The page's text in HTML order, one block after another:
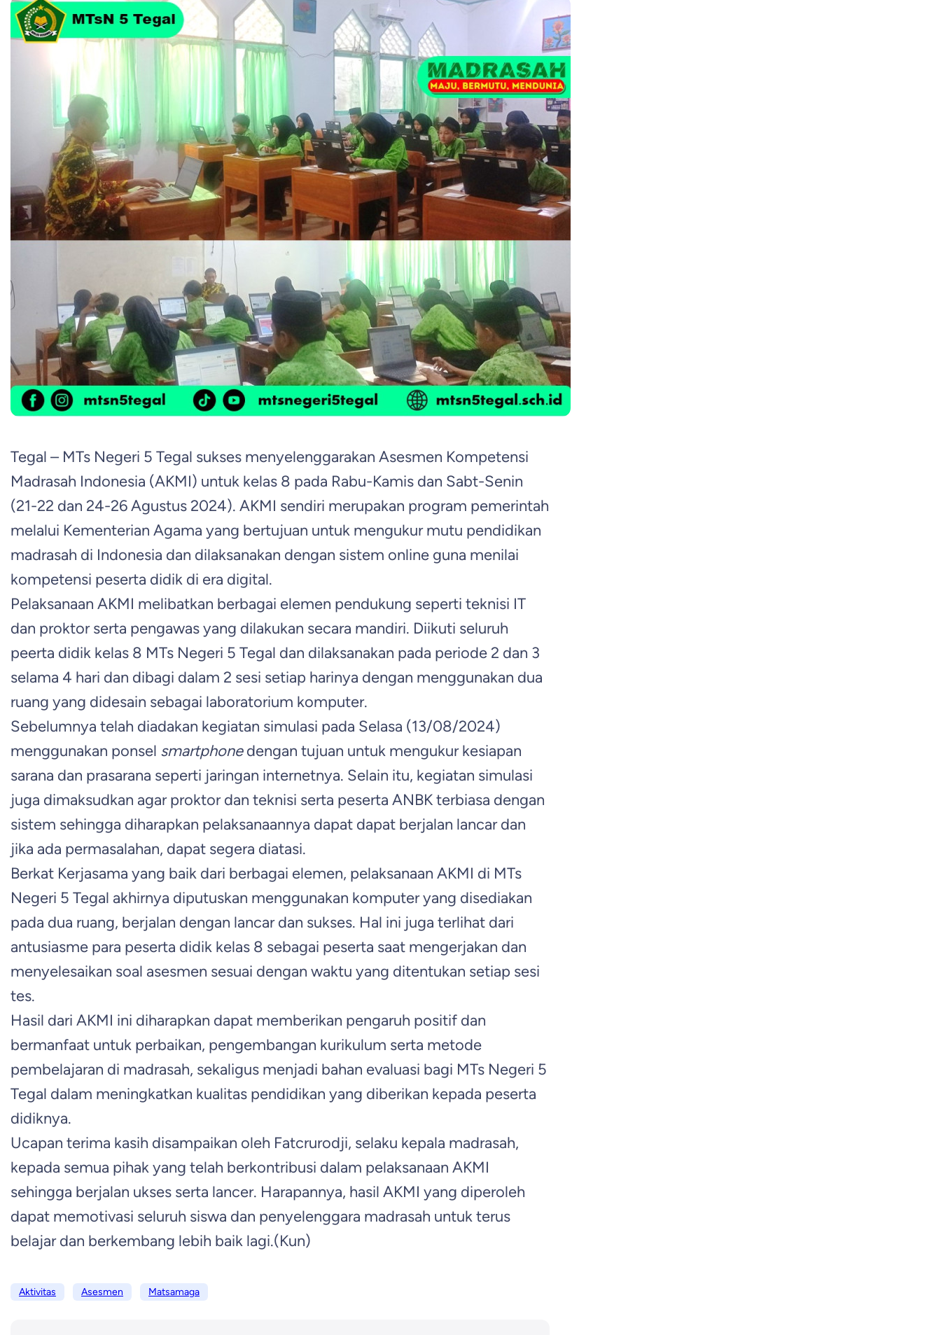
Tegal – MTs Negeri 5 Tegal sukses menyelenggarakan Asesmen Kompetensi
Madrasah Indonesia (AKMI) untuk kelas 8 pada Rabu-Kamis dan Sabt-Senin
(21-22 dan 24-26 Agustus 2024). AKMI sendiri merupakan program pemerintah
melalui Kementerian Agama yang bertujuan untuk mengukur mutu pendidikan
madrasah di Indonesia dan dilaksanakan dengan sistem online guna menilai
kompetensi peserta didik di era digital.
Pelaksanaan AKMI melibatkan berbagai elemen pendukung seperti teknisi IT
dan proktor serta pengawas yang dilakukan secara mandiri. Diikuti seluruh
peerta didik kelas 8 MTs Negeri 5 Tegal dan dilaksanakan pada periode 2 dan 3
selama 4 hari dan dibagi dalam 2 sesi setiap harinya dengan menggunakan dua
ruang yang didesain sebagai laboratorium komputer.
Sebelumnya telah diadakan kegiatan simulasi pada Selasa (13/08/2024)
menggunakan ponsel smartphonedengan tujuan untuk mengukur kesiapan
sarana dan prasarana seperti jaringan internetnya. Selain itu, kegiatan simulasi
juga dimaksudkan agar proktor dan teknisi serta peserta ANBK terbiasa dengan
sistem sehingga diharapkan pelaksanaannya dapat dapat berjalan lancar dan
jika ada permasalahan, dapat segera diatasi.
Berkat Kerjasama yang baik dari berbagai elemen, pelaksanaan AKMI di MTs
Negeri 5 Tegal akhirnya diputuskan menggunakan komputer yang disediakan
pada dua ruang, berjalan dengan lancar dan sukses. Hal ini juga terlihat dari
antusiasme para peserta didik kelas 8 sebagai peserta saat mengerjakan dan
menyelesaikan soal asesmen sesuai dengan waktu yang ditentukan setiap sesi
tes.
Hasil dari AKMI ini diharapkan dapat memberikan pengaruh positif dan
bermanfaat untuk perbaikan, pengembangan kurikulum serta metode
pembelajaran di madrasah, sekaligus menjadi bahan evaluasi bagi MTs Negeri 5
Tegal dalam meningkatkan kualitas pendidikan yang diberikan kepada peserta
didiknya.
Ucapan terima kasih disampaikan oleh Fatcrurodji, selaku kepala madrasah,
kepada semua pihak yang telah berkontribusi dalam pelaksanaan AKMI
sehingga berjalan ukses serta lancer. Harapannya, hasil AKMI yang diperoleh
dapat memotivasi seluruh siswa dan penyelenggara madrasah untuk terus
belajar dan berkembang lebih baik lagi.(Kun)
Aktivitas Asesmen Matsamaga